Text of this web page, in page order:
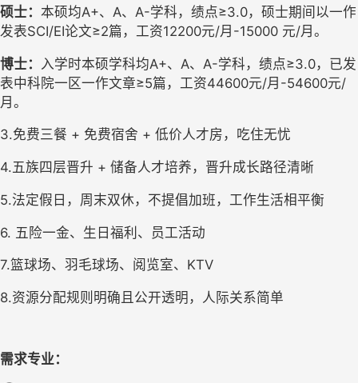
硕士： 本硕均A+、A、A-学科，绩点≥3.0，硕士期间以一作
发表SCI/EI论文≥2篇，工资12200元/月-15000 元/月。
博士： 入学时本硕学科均A+、A、A-学科，绩点≥3.0，已发
表中科院一区一作文章≥5篇，工资44600元/月-54600元/
月。
3.免费三餐 + 免费宿舍 + 低价人才房，吃住无忧
4.五族四层晋升 + 储备人才培养，晋升成长路径清晰
5.法定假日，周末双休，不提倡加班，工作生活相平衡
6. 五险一金、生日福利、员工活动
7.篮球场、羽毛球场、阅览室、KTV
8.资源分配规则明确且公开透明，人际关系简单
需求专业：